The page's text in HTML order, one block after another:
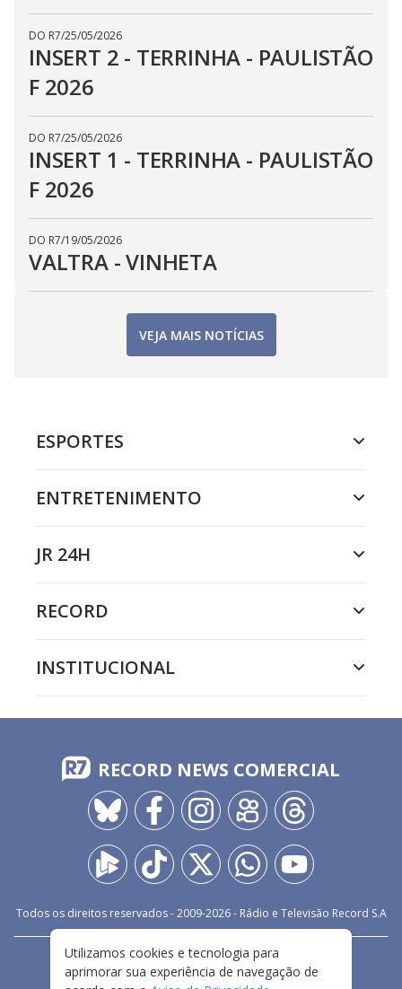
DO R7/25/05/2026
INSERT 2 - TERRINHA - PAULISTÃO
F 2026
DO R7/25/05/2026
INSERT 1 - TERRINHA - PAULISTÃO
F 2026
DO R7/19/05/2026
VALTRA - VINHETA
VEJA MAIS NOTÍCIAS
ESPORTES
ENTRETENIMENTO
JR 24H
RECORD
INSTITUCIONAL
RECORD NEWS COMERCIAL
Todos os direitos reservados - 2009-2026- Rádio e Televisão Record S.A
FALE CONOSCO
PRIVACIDADE
TERMOS E CONDIÇÕES DE USO
Utilizamos cookies e tecnologia para
aprimorar sua experiência de navegação de